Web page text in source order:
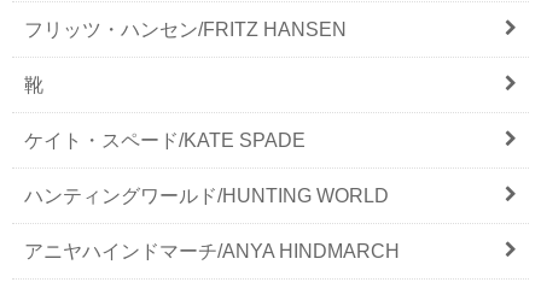
フリッツ・ハンセン/FRITZ HANSEN
靴
ケイト・スペード/KATE SPADE
ハンティングワールド/HUNTING WORLD
アニヤハインドマーチ/ANYA HINDMARCH